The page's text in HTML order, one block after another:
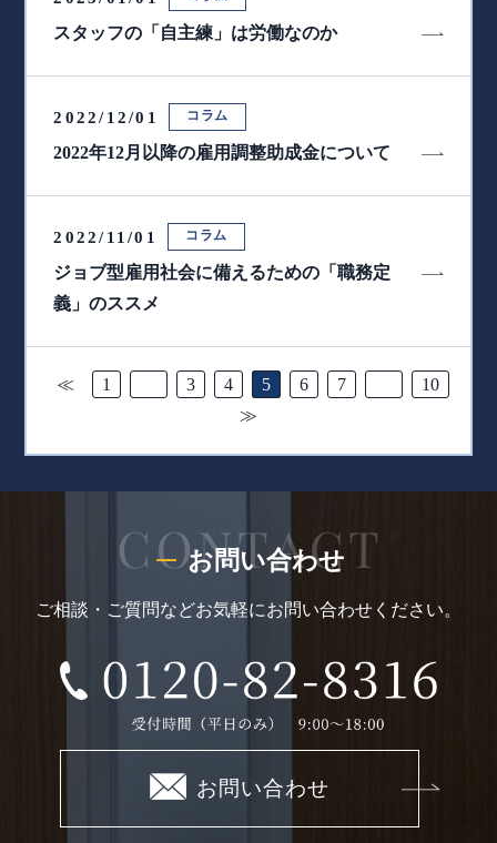
スタッフの「自主練」は労働なのか
2022/12/01 コラム
2022年12月以降の雇用調整助成金について
2022/11/01 コラム
ジョブ型雇用社会に備えるための「職務定
義」のススメ
≪ 1 3 4 5 6 7
10
≫
お問い合わせ
ご相談・ご質問などお気軽にお問い合わせください。
お問い合わせ